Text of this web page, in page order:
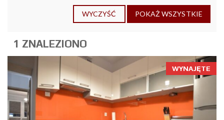
WYCZYŚĆ POKAŻ WSZYSTKIE
1 ZNALEZIONO
WYNAJĘTE